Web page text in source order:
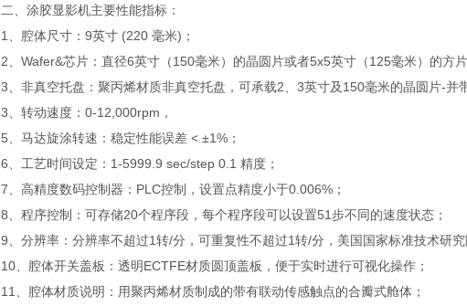
二、涂胶显影机主要性能指标：
1、腔体尺寸：9英寸 (220 毫米)；
2、Wafer&芯片：直径6英寸（150毫米）的晶圆片或者5x5英寸（125毫米）的方片
3、非真空托盘：聚丙烯材质非真空托盘，可承载2、3英寸及150毫米的晶圆片-并
3、转动速度：0-12,000rpm，
5、马达旋涂转速：稳定性能误差 < ±1%；
6、工艺时间设定：1-5999.9 sec/step 0.1 精度；
7、高精度数码控制器：PLC控制，设置点精度小于0.006%；
8、程序控制：可存储20个程序段，每个程序段可以设置51步不同的速度状态；
9、分辨率：分辨率不超过1转/分，可重复性不超过1转/分，美国国家标准技术研
10、腔体开关盖板：透明ECTFE材质圆顶盖板，便于实时进行可视化操作；
11、腔体材质说明：用聚丙烯材质制成的带有联动传感触点的合瓣式舱体；